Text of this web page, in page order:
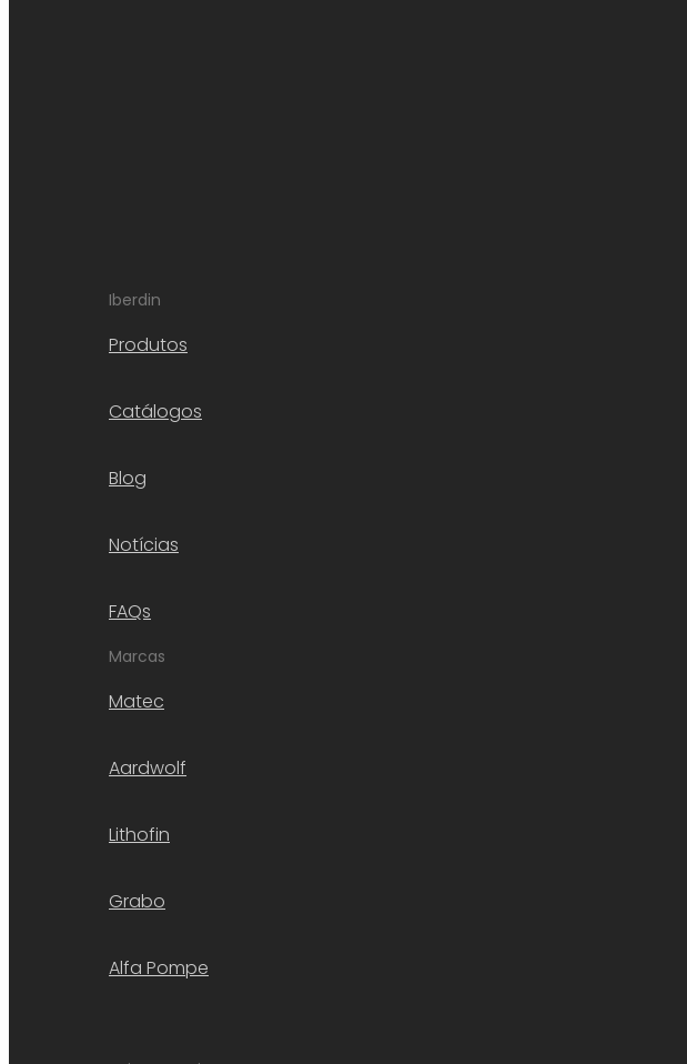
Iberdin
Produtos
Catálogos
Blog
Notícias
FAQs
Marcas
Matec
Aardwolf
Lithofin
Grabo
Alfa Pompe